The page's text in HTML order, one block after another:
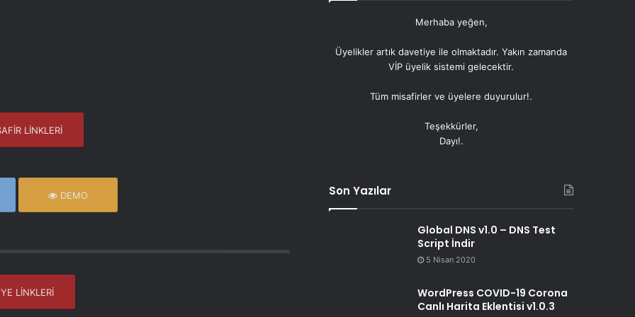
LİNKLERİ
DEMO
LİNKLERİ
Merhaba yeğen,
Üyelikler artık davetiye ile olmaktadır. Yakın zamanda
VİP üyelik sistemi gelecektir.
Tüm misafirler ve üyelere duyurulur!.
Teşekkürler,
Dayı!.
Son Yazılar
Global DNS v1.0 – DNS Test
Script İndir
5 Nisan 2020
WordPress COVID-19 Corona
Canlı Harita Eklentisi v1.0.3